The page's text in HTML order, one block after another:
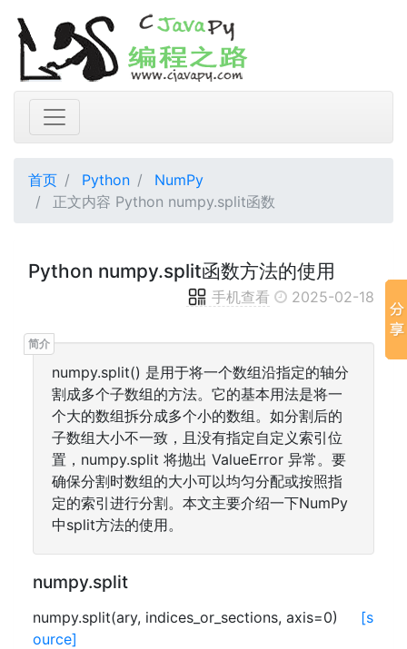
首页 Python
NumPy
正文内容 Python numpy.split函数
Python numpy.split函数方法的使用
手机查看 2025-02-18
numpy.split() 是用于将一个数组沿指定的轴分
割成多个子数组的方法。它的基本用法是将一
个大的数组拆分成多个小的数组。如分割后的
子数组大小不一致，且没有指定自定义索引位
置，numpy.split 将抛出 ValueError 异常。要
确保分割时数组的大小可以均匀分配或按照指
定的索引进行分割。本文主要介绍一下NumPy
中split方法的使用。
numpy.split
numpy.split(ary, indices_or_sections, axis=0) [s
ource]